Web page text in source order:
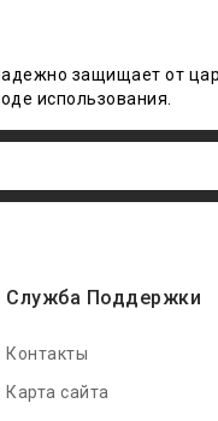
защищает от
использования.
Служба Поддержки
Контакты
Карта сайта